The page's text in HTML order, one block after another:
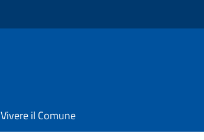
Vivere il Comune